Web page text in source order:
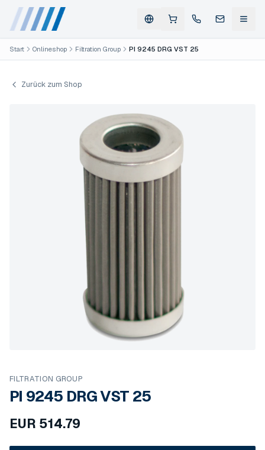
Start Onlineshop Filtration Group PI 9245 DRG VST 25
Zurück zum Shop
FILTRATION GROUP
PI 9245 DRG VST 25
EUR 514.79